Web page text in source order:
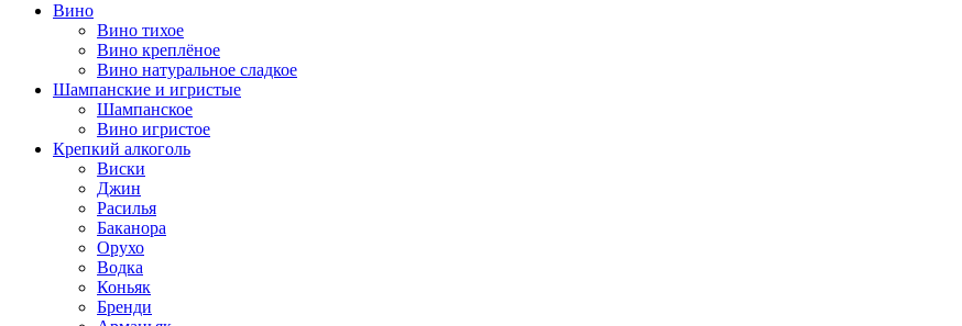
Вино
Вино тихое
Вино креплёное
Вино натуральное сладкое
Шампанские и игристые
Шампанское
Вино игристое
Крепкий алкоголь
Виски
Джин
Расилья
Баканора
Орухо
Водка
Коньяк
Бренди